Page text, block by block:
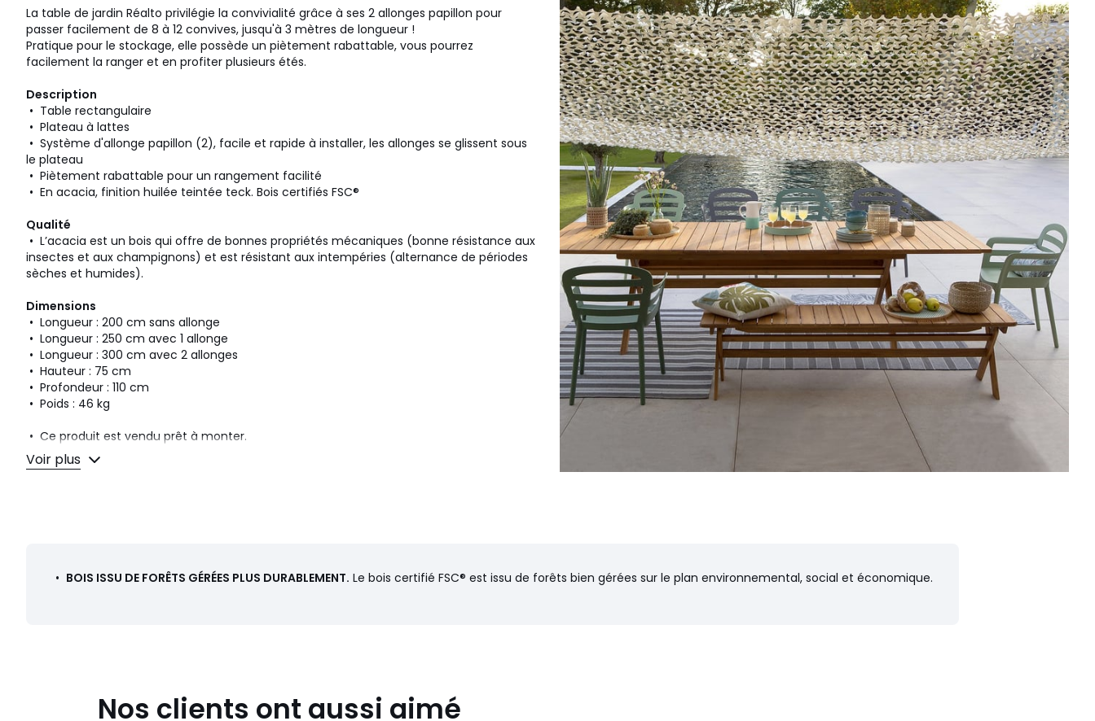
La table de jardin Réalto privilégie la convivialité grâce à ses 2 allonges papillon pour
passer facilement de 8 à 12 convives, jusqu'à 3 mètres de longueur !
Pratique pour le stockage, elle possède un piètement rabattable, vous pourrez
facilement la ranger et en profiter plusieurs étés.
Description
• Table rectangulaire
• Plateau à lattes
• Système d'allonge papillon (2), facile et rapide à installer, les allonges se glissent sous
le plateau
• Piètement rabattable pour un rangement facilité
• En acacia, finition huilée teintée teck. Bois certifiés FSC®
Qualité
• L’acacia est un bois qui offre de bonnes propriétés mécaniques (bonne résistance aux
insectes et aux champignons) et est résistant aux intempéries (alternance de périodes
sèches et humides).
Dimensions
• Longueur : 200 cm sans allonge
• Longueur : 250 cm avec 1 allonge
• Longueur : 300 cm avec 2 allonges
• Hauteur : 75 cm
• Profondeur : 110 cm
• Poids : 46 kg
• Ce produit est vendu prêt à monter.
Tailles Taille unique
Voir plus
• BOIS ISSU DE FORÊTS GÉRÉES PLUS DURABLEMENT. Le bois certifié FSC® est issu de forêts bien gérées sur le plan environnemental, social et économique.
Nos clients ont aussi aimé